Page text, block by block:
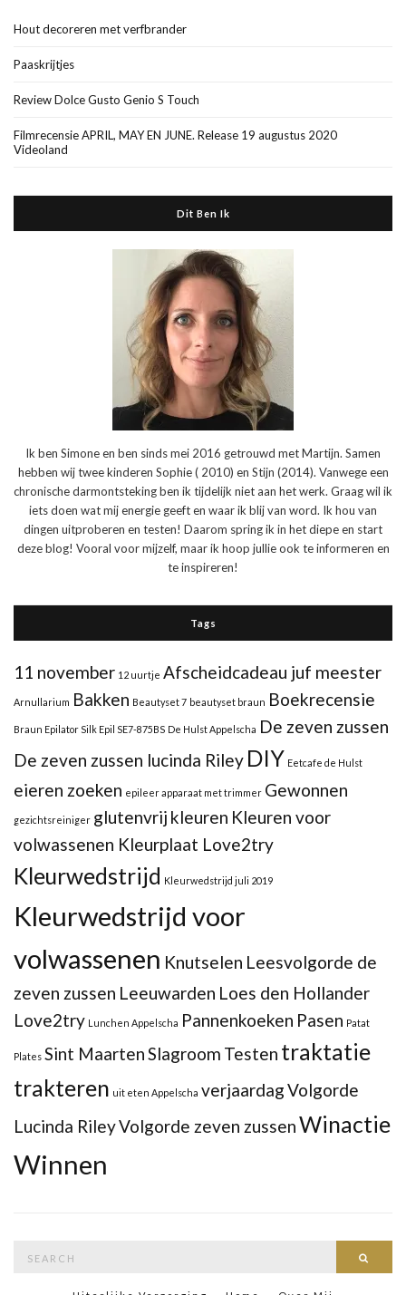
Hout decoreren met verfbrander
Paaskrijtjes
Review Dolce Gusto Genio S Touch
Filmrecensie APRIL, MAY EN JUNE. Release 19 augustus 2020
Videoland
Dit Ben Ik
Ik ben Simone en ben sinds mei 2016 getrouwd met Martijn. Samen
hebben wij twee kinderen Sophie ( 2010) en Stijn (2014). Vanwege een
chronische darmontsteking ben ik tijdelijk niet aan het werk. Graag wil ik
iets doen wat mij energie geeft en waar ik blij van word. Ik hou van
dingen uitproberen en testen! Daarom spring ik in het diepe en start
deze blog! Vooral voor mijzelf, maar ik hoop jullie ook te informeren en
te inspireren!
Tags
11 november 12 uurtje Afscheidcadeau juf meester
Arnullarium Bakken Beautyset 7 beautyset braun Boekrecensie
Braun Epilator Silk Epil SE7-875BS De Hulst Appelscha De zeven zussen
De zeven zussen lucinda Riley DIY Eetcafe de Hulst
eieren zoeken epileer apparaat met trimmer Gewonnen
gezichtsreiniger glutenvrij kleuren Kleuren voor
volwassenen Kleurplaat Love2try
Kleurwedstrijd Kleurwedstrijd juli 2019
Kleurwedstrijd voor
volwassenen Knutselen Leesvolgorde de
zeven zussen Leeuwarden Loes den Hollander
Love2try Lunchen Appelscha Pannenkoeken Pasen Patat
Plates Sint MaartenSlagroom Testen traktatie
trakteren uit eten Appelscha verjaardagVolgorde
Lucinda RileyVolgorde zeven zussenWinactie
Winnen